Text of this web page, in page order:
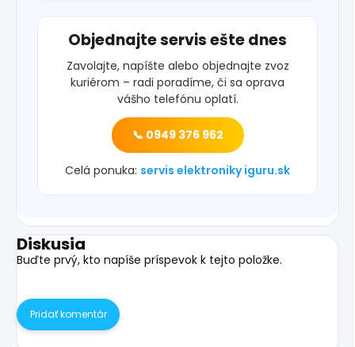
Objednajte servis ešte dnes
Zavolajte, napíšte alebo objednajte zvoz
kuriérom – radi poradíme, či sa oprava
vášho telefónu oplatí.
📞 0949 376 962
Celá ponuka: servis elektroniky iguru.sk
Diskusia
Buďte prvý, kto napíše príspevok k tejto položke.
Pridať komentár